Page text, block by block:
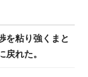
を粘り強くまと
戻れた。